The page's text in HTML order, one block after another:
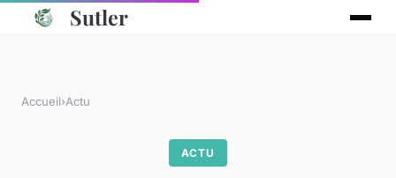
Sutler
Accueil›Actu
ACTU